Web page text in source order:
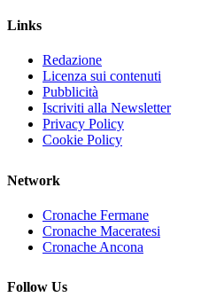
Links
Redazione
Licenza sui contenuti
Pubblicità
Iscriviti alla Newsletter
Privacy Policy
Cookie Policy
Network
Cronache Fermane
Cronache Maceratesi
Cronache Ancona
Follow Us